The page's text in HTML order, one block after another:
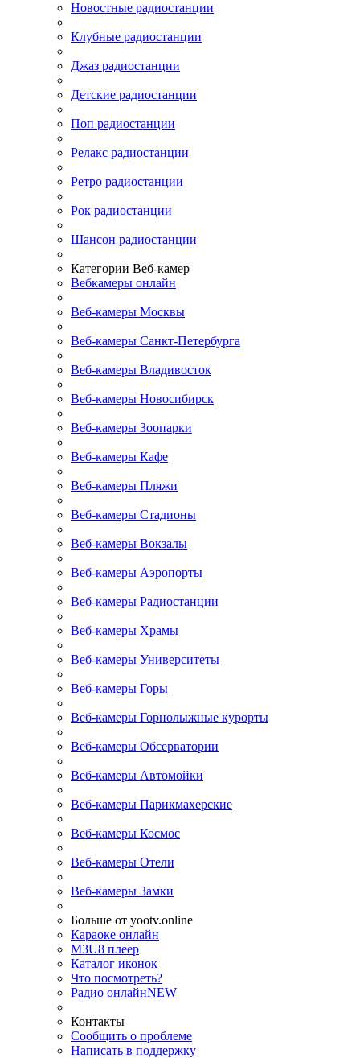
Новостные радиостанции
Клубные радиостанции
Джаз радиостанции
Детские радиостанции
Поп радиостанции
Релакс радиостанции
Ретро радиостанции
Рок радиостанции
Шансон радиостанции
Категории Веб-камер
Вебкамеры онлайн
Веб-камеры Москвы
Веб-камеры Санкт-Петербурга
Веб-камеры Владивосток
Веб-камеры Новосибирск
Веб-камеры Зоопарки
Веб-камеры Кафе
Веб-камеры Пляжи
Веб-камеры Стадионы
Веб-камеры Вокзалы
Веб-камеры Аэропорты
Веб-камеры Радиостанции
Веб-камеры Храмы
Веб-камеры Университеты
Веб-камеры Горы
Веб-камеры Горнолыжные курорты
Веб-камеры Обсерватории
Веб-камеры Автомойки
Веб-камеры Парикмахерские
Веб-камеры Космос
Веб-камеры Отели
Веб-камеры Замки
Больше от yootv.online
Караоке онлайн
M3U8 плеер
Каталог иконок
Что посмотреть?
Радио онлайнNEW
Контакты
Сообщить о проблеме
Написать в поддержку